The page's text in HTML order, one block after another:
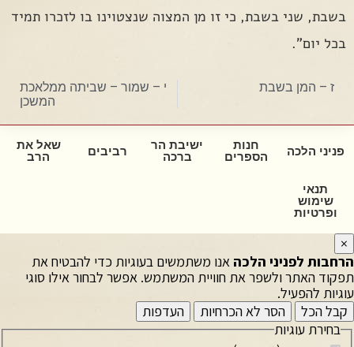
בשבת, שני בשבת, כי זו מן המצוה שנצטוינו בו לזכרו תמיד
בכל יום".
ז – המן בשבת
י – שמור – שביתה ממלאכת
המשכן
פניני הלכה
חנות
הספרים
ישיבת הר
ברכה
רביבים
שאל את
הרב
תנאי
שימוש
ופרטיות
×
הרחבות לפניני הלכה אנו משתמשים בעוגיות כדי להבטיח את
תפקוד האתר ולשפר את חוויית המשתמש. אפשר לבחור אילו סוגי
עוגיות להפעיל.
קבל הכל
הסר לא הכרחיות
העדפות
בחירת עוגיות